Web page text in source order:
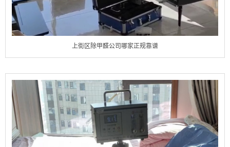
上街区除甲醛公司哪家正规靠谱